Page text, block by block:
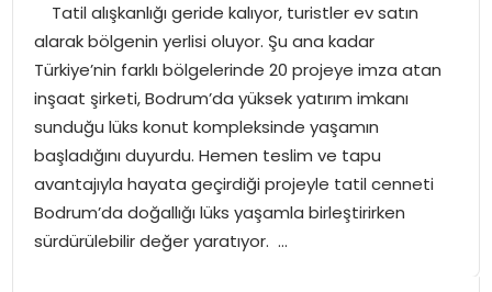
SPOR
GÜNDEM
MAGAZIN
Tatil alışkanlığı geride kalıyor, turistler ev satın
alarak bölgenin yerlisi oluyor. Şu ana kadar
Türkiye’nin farklı bölgelerinde 20 projeye imza atan
inşaat şirketi, Bodrum’da yüksek yatırım imkanı
sunduğu lüks konut kompleksinde yaşamın
başladığını duyurdu. Hemen teslim ve tapu
avantajıyla hayata geçirdiği projeyle tatil cenneti
Bodrum’da doğallığı lüks yaşamla birleştirirken
sürdürülebilir değer yaratıyor. …